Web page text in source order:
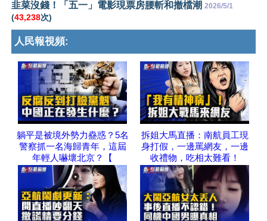
韭菜沒錢！「五一」電影現票房腰斬和撤檔潮 2026/5/1
(43,238次)
人民報視頻:
躺平是被境外勢力蠱惑？5名
警察抓一名海歸青年，這屆
年輕人嚇壞北京？【
拆姐大馬直播：南航員工現
身打假，一邊罵網友，一邊
收禮物，吃相太難看！